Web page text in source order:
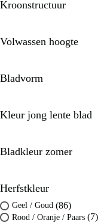
Kroonstructuur
Volwassen hoogte
Bladvorm
Kleur jong lente blad
Bladkleur zomer
Herfstkleur
Geel / Goud (86)
Rood / Oranje / Paars (7)